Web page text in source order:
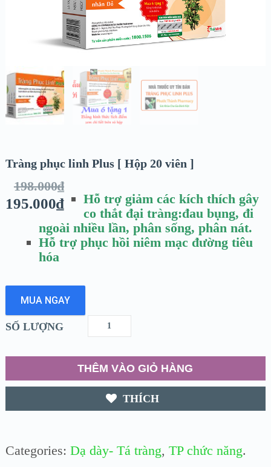
Tràng phục linh Plus [ Hộp 20 viên ]
198.000₫
195.000₫
Hỗ trợ giảm các kích thích gây
co thắt đại tràng:đau bụng, đi
ngoài nhiều lần, phân sống, phân nát.
Hỗ trợ phục hồi niêm mạc đường tiêu
hóa
MUA NGAY
SỐ LƯỢNG
THÊM VÀO GIỎ HÀNG
THÍCH
Categories: Dạ dày- Tá tràng, TP chức năng.